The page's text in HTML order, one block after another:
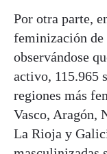
Por otra parte,
feminización de
observándose
activo, 115.965
regiones más
Vasco, Aragón,
La Rioja y